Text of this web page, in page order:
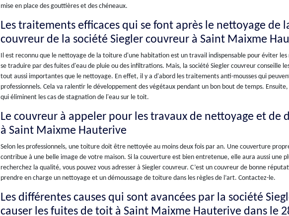
mise en place des gouttières et des chéneaux.
Les traitements efficaces qui se font après le nettoyage de
couvreur de la société Siegler couvreur à Saint Maixme
Il est reconnu que le nettoyage de la toiture d'une habitation est un travail indispensable pour éviter
se traduire par des fuites d'eau de pluie ou des infiltrations. Mais, la société Siegler couvreur conseille
tout aussi importantes que le nettoyage. En effet, il y a d'abord les traitements anti-mousses qui
professionnels. Cela va ralentir le développement des végétaux pendant un bon bout de temps.
qui éliminent les cas de stagnation de l'eau sur le toit.
Le couvreur à appeler pour les travaux de nettoyage et de
à Saint Maixme Hauterive
Selon les professionnels, une toiture doit être nettoyée au moins deux fois par an. Une couverture
contribue à une belle image de votre maison. Si la couverture est bien entretenue, elle aura aussi une
recherchez la qualité, vous pouvez vous adresser à Siegler couvreur. C’est un couvreur de bonne
prendre en charge un nettoyage et un démoussage de toiture dans les règles de l’art. Contactez-le.
Les différentes causes qui sont avancées par la société
causer les fuites de toit à Saint Maixme Hauterive dans le